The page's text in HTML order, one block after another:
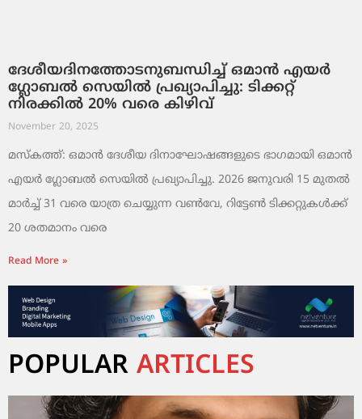
ദേശീയദിനത്തോടനുബന്ധിച്ച് ഒമാൻ എയർ
ഗ്ലോബൽ സെയിൽ പ്രഖ്യാപിച്ചു: ടിക്കറ്റ്
നിരക്കിൽ 20% വരെ കിഴിവ്
November 20, 2025
മസ്‌കത്ത്: ഒമാൻ ദേശീയ ദിനാഘോഷങ്ങളുടെ ഭാഗമായി ഒമാൻ
എയർ ഗ്ലോബൽ സെയിൽ പ്രഖ്യാപിച്ചു. 2026 ജനുവരി 15 മുതൽ
മാർച്ച് 31 വരെ യാത്ര ചെയ്യുന്ന വൺവേ, റിട്ടേൺ ടിക്കറ്റുകൾക്ക്
20 ശതമാനം വരെ
Read More »
POPULAR ARTICLES